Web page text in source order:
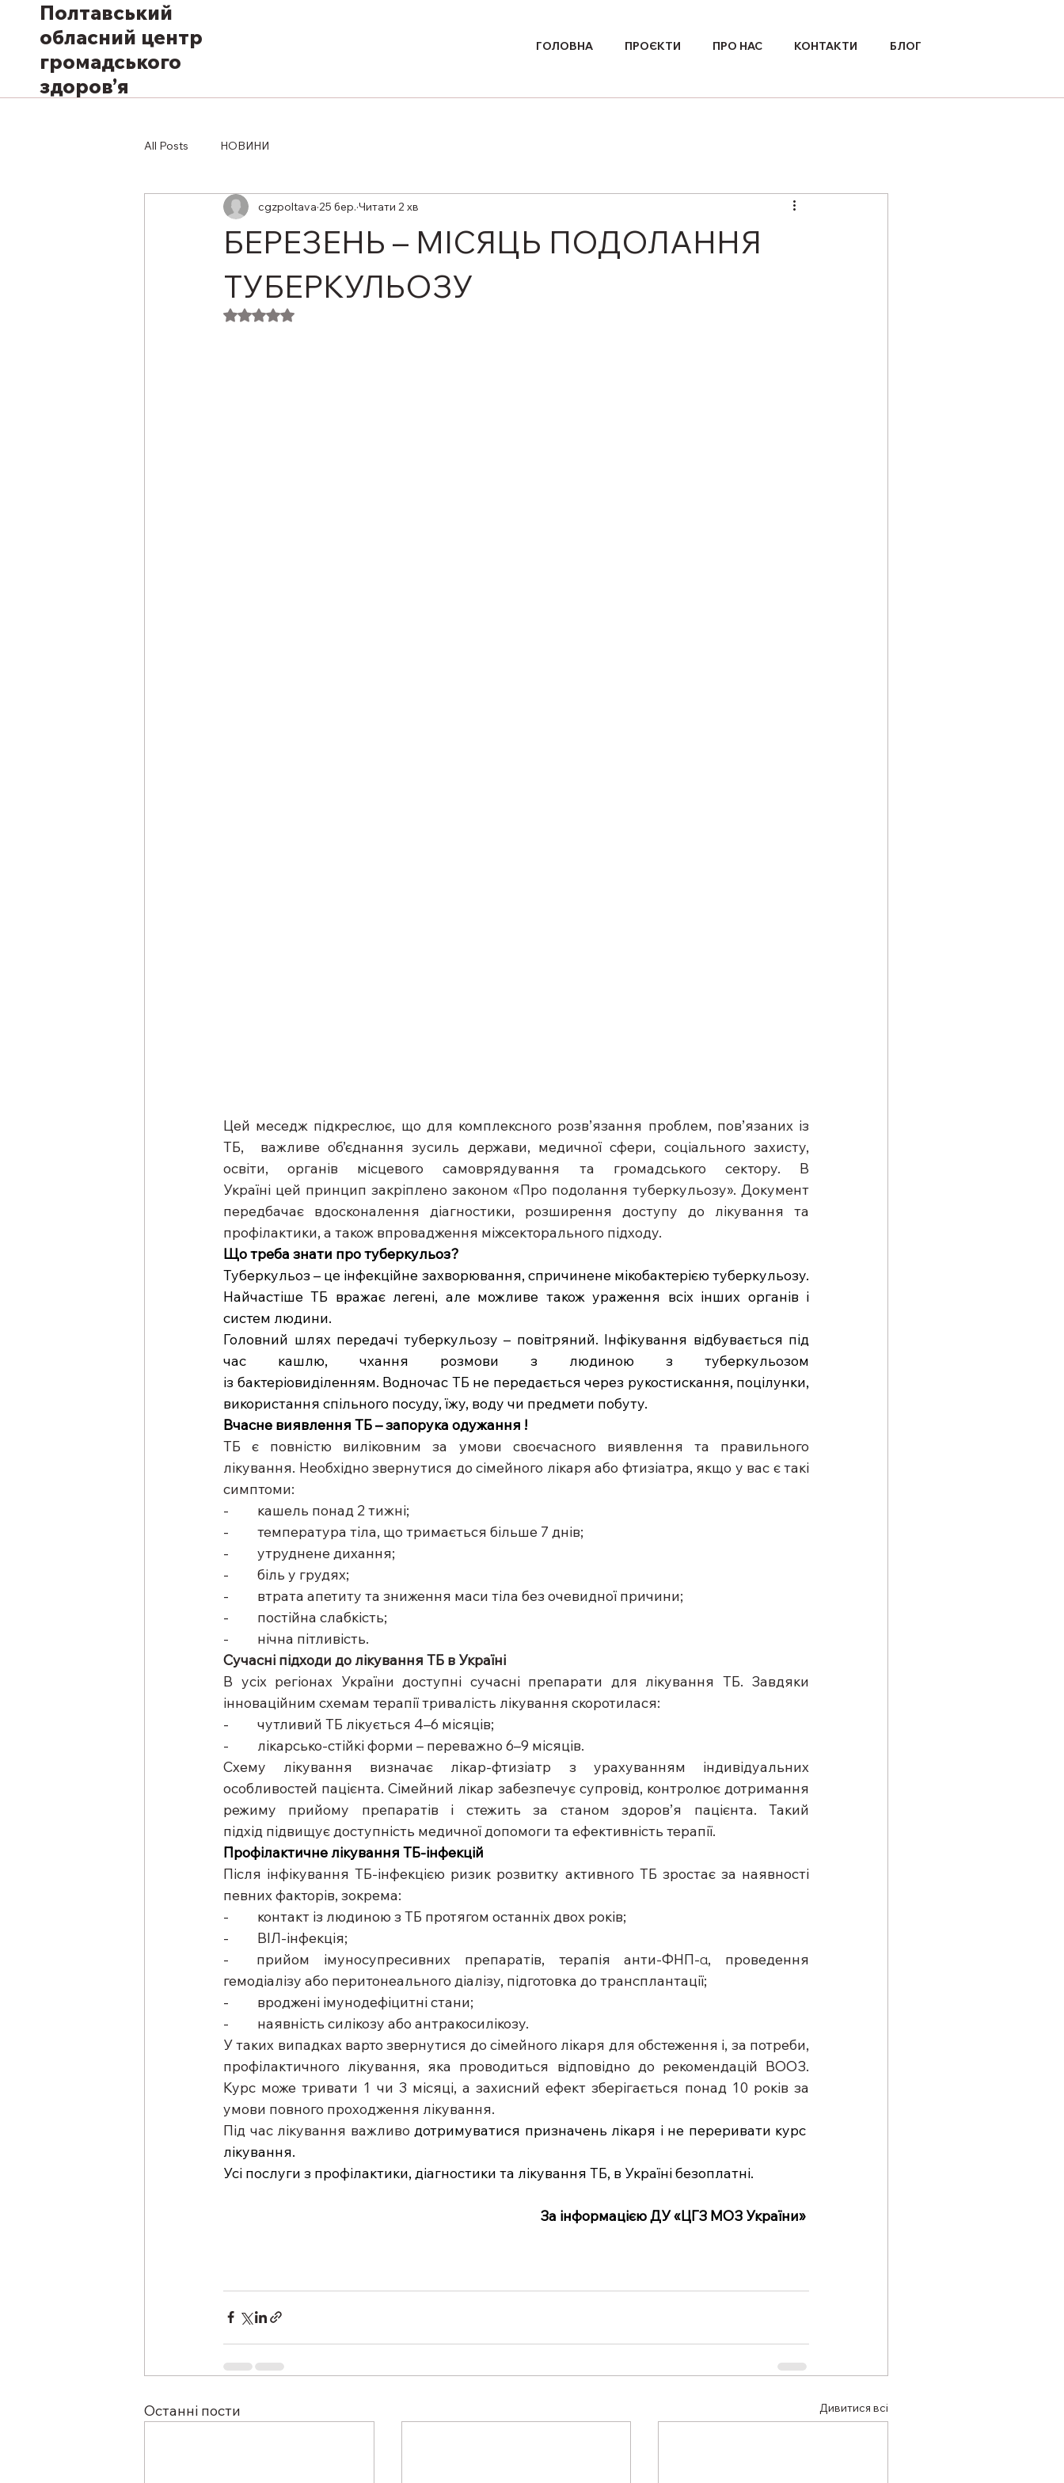
Полтавський
обласний центр
громадського
здоров’я
ГОЛОВНА ПРОЄКТИ ПРО НАС КОНТАКТИ БЛОГ
All Posts НОВИНИ
БЕРЕЗЕНЬ – МІСЯЦЬ ПОДОЛАННЯ
ТУБЕРКУЛЬОЗУ
cgzpoltava 25 бер. Читати 2 хв
Оцінка: NaN з 5 зірок.
Цей меседж підкреслює, що для комплексного розв’язання проблем, пов’язаних із
ТБ,  важливе об’єднання зусиль держави, медичної сфери, соціального захисту,
освіти, органів місцевого самоврядування та громадського сектору. В
Україні цей принцип закріплено законом «Про подолання туберкульозу». Документ
передбачає вдосконалення діагностики, розширення доступу до лікування та
профілактики, а також впровадження міжсекторального підходу.
Що треба знати про туберкульоз?
Туберкульоз – це інфекційне захворювання, спричинене мікобактерією туберкульозу.
Найчастіше ТБ вражає легені, але можливе також ураження всіх інших органів і
систем людини.
Головний шлях передачі туберкульозу – повітряний. Інфікування відбувається під
час кашлю, чхання розмови з людиною з туберкульозом
із бактеріовиділенням. Водночас ТБ не передається через рукостискання, поцілунки,
використання спільного посуду, їжу, воду чи предмети побуту.
Вчасне виявлення ТБ – запорука одужання !
ТБ є повністю виліковним за умови своєчасного виявлення та правильного
лікування. Необхідно звернутися до сімейного лікаря або фтизіатра, якщо у вас є такі
симптоми:
-         кашель понад 2 тижні;
-         температура тіла, що тримається більше 7 днів;
-         утруднене дихання;
-         біль у грудях;
-         втрата апетиту та зниження маси тіла без очевидної причини;
-         постійна слабкість;
-         нічна пітливість.
Сучасні підходи до лікування ТБ в Україні
В усіх регіонах України доступні сучасні препарати для лікування ТБ. Завдяки
інноваційним схемам терапії тривалість лікування скоротилася:
-         чутливий ТБ лікується 4–6 місяців;
-         лікарсько-стійкі форми – переважно 6–9 місяців.
Схему лікування визначає лікар-фтизіатр з урахуванням індивідуальних
особливостей пацієнта. Сімейний лікар забезпечує супровід, контролює дотримання
режиму прийому препаратів і стежить за станом здоров’я пацієнта. Такий
підхід підвищує доступність медичної допомоги та ефективність терапії.
Профілактичне лікування ТБ-інфекцій
Після інфікування ТБ-інфекцією ризик розвитку активного ТБ зростає за наявності
певних факторів, зокрема:
-         контакт із людиною з ТБ протягом останніх двох років;
-         ВІЛ-інфекція;
-  прийом імуносупресивних препаратів, терапія анти-ФНП-α, проведення
гемодіалізу або перитонеального діалізу, підготовка до трансплантації;
-         вроджені імунодефіцитні стани;
-         наявність силікозу або антракосилікозу.
У таких випадках варто звернутися до сімейного лікаря для обстеження і, за потреби,
профілактичного лікування, яка проводиться відповідно до рекомендацій ВООЗ.
Курс може тривати 1 чи 3 місяці, а захисний ефект зберігається понад 10 років за
умови повного проходження лікування.
Під час лікування важливо дотримуватися призначень лікаря і не переривати курс
лікування.
Усі послуги з профілактики, діагностики та лікування ТБ, в Україні безоплатні.
За інформацією ДУ «ЦГЗ МОЗ України»
Останні пости Дивитися всі